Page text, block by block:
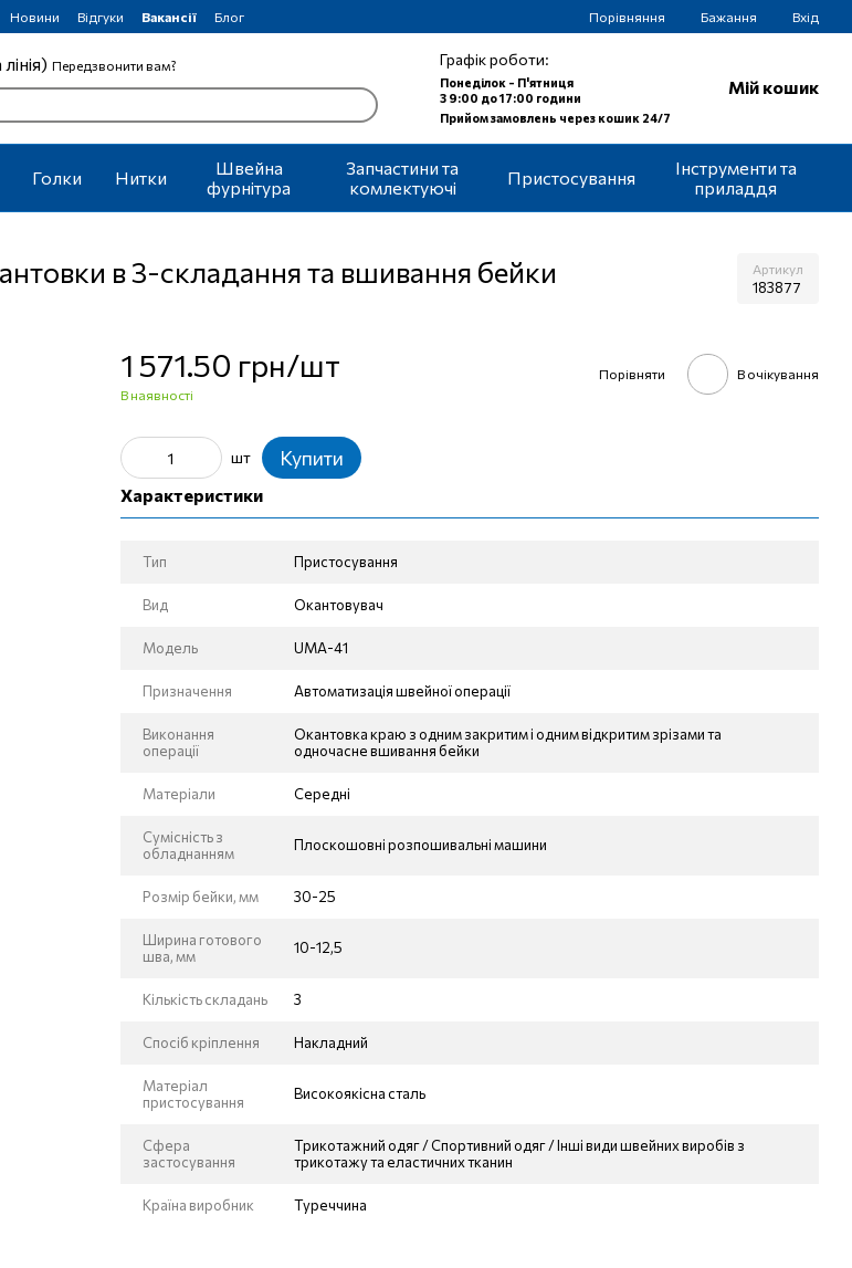
Новини Відгуки Вакансії Блог Порівняння Бажання Вхід
Передзвонити вам? Графік роботи:
Понеділок - П'ятниця
З 9:00 до 17:00 години
Прийом замовлень через кошик 24/7
Мій кошик
Голки Нитки
Швейна
фурнітура
Запчастини та
комлектуючі
Пристосування
Інструменти та
приладдя
в 3-складання та вшивання бейки Артикул
183877
1 571.50 грн/шт
В наявності
Порівняти В очікування
шт Купити
Характеристики
Тип Пристосування
Вид Окантовувач
Модель UMA-41
Призначення Автоматизація швейної операції
Виконання
операції
Окантовка краю з одним закритим і одним відкритим зрізами та
одночасне вшивання бейки
Матеріали Середні
Сумісність з
обладнанням
Плоскошовні розпошивальні машини
Розмір бейки, мм 30-25
Ширина готового
шва, мм
10-12,5
Кількість складань 3
Спосіб кріплення Накладний
Матеріал
пристосування
Високоякісна сталь
Сфера
застосування
Трикотажний одяг / Спортивний одяг / Інші види швейних виробів з
трикотажу та еластичних тканин
Країна виробник Туреччина